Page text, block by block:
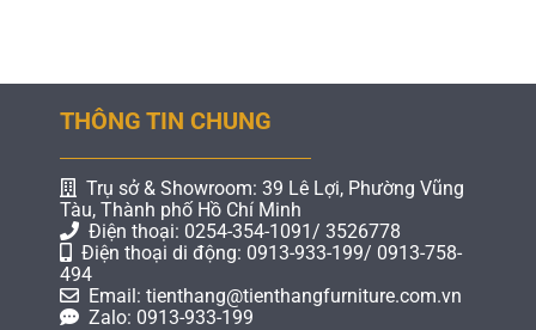
THÔNG TIN CHUNG
Trụ sở & Showroom: 39 Lê Lợi, Phường Vũng
Tàu, Thành phố Hồ Chí Minh
Điện thoại: 0254-354-1091/ 3526778
Điện thoại di động: 0913-933-199/ 0913-758-
494
Email: tienthang@tienthangfurniture.com.vn
Zalo: 0913-933-199